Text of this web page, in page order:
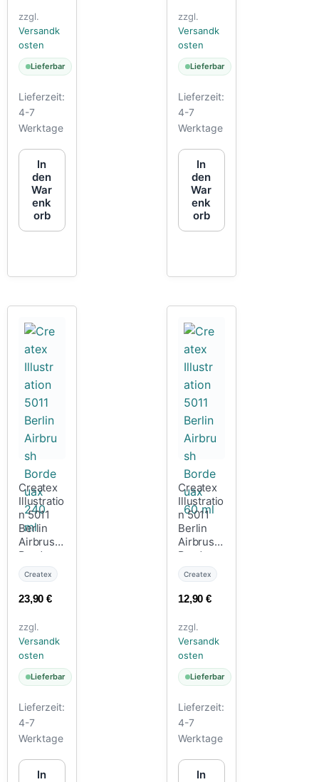
zzgl.
Versandk
osten
Lieferbar
Lieferzeit:
4-7
Werktage
In
den
War
enk
orb
zzgl.
Versandk
osten
Lieferbar
Lieferzeit:
4-7
Werktage
In
den
War
enk
orb
Createx
Illustratio
n 5011
Berlin
Airbrush
Bordeua
x 240 ml
Createx
23,90€
zzgl.
Versandk
osten
Lieferbar
Lieferzeit:
4-7
Werktage
In
Createx
Illustratio
n 5011
Berlin
Airbrush
Bordeua
x 60 ml
Createx
12,90€
zzgl.
Versandk
osten
Lieferbar
Lieferzeit:
4-7
Werktage
In